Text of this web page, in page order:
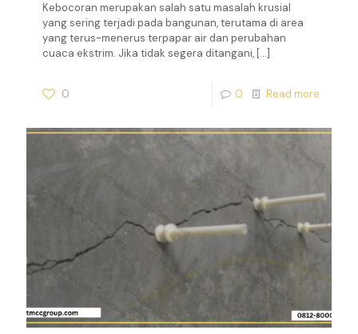
Kebocoran merupakan salah satu masalah krusial
yang sering terjadi pada bangunan, terutama di area
yang terus-menerus terpapar air dan perubahan
cuaca ekstrim. Jika tidak segera ditangani, […]
0 0 Read more